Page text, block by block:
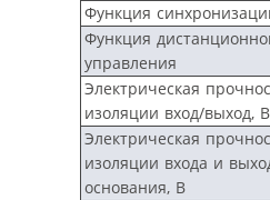
Функция
Функция
управления
Электрическая
изоляции вход/выход, В
Электрическая
изоляции входа и
основания, В